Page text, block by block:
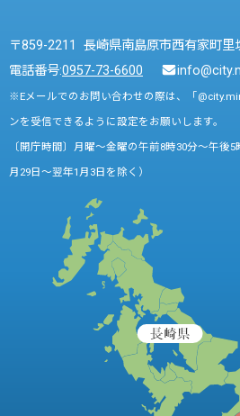
〒859-2211 長崎県南島原市西有家町里
電話番号:0957-73-6600
※Eメールでのお問い合わせの際は、「
ンを受信できるように設定をお願いします。
〔開庁時間〕月曜～金曜の午前8時30分～午後
月29日～翌年1月3日を除く）